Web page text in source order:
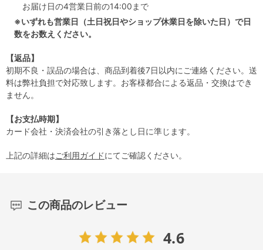
お届け日の4営業日前の14:00まで
※いずれも営業日（土日祝日やショップ休業日を除いた日）で日
数をお数えください。
【返品】
初期不良・誤品の場合は、商品到着後7日以内にご連絡ください。送
料は弊社負担で対応致します。お客様都合による返品・交換はでき
ません。
【お支払時期】
カード会社・決済会社の引き落とし日に準じます。
上記の詳細はご利用ガイドにてご確認ください。
この商品のレビュー
4.6